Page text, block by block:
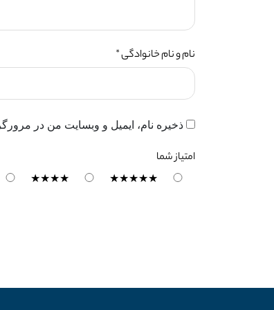
نام و نام خانوادگی *
ذخیره نام، ایمیل و وبسایت من در
امتیاز شما
★★★★★
★★★★